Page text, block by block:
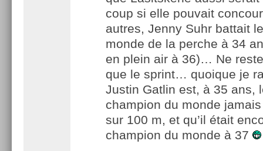
coup si elle pouvait
autres, Jenny Suhr battait
monde de la perche à 34
en plein air à 36)… Ne
que le sprint… quoique je
Justin Gatlin est, à 35 ans,
champion du monde
sur 100 m, et qu’il était
champion du monde à 37